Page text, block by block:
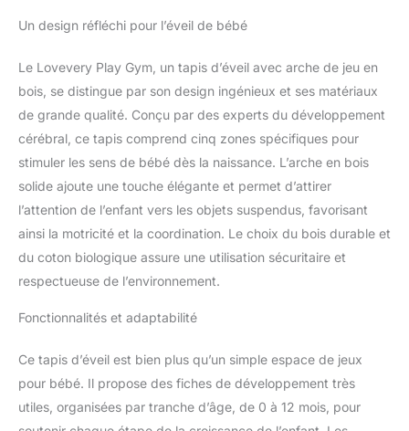
bébé. Inspiré de
Montessori, The Play
Gym aide votre enfant à
découvrir le jeu,
et établir une connexion
avec le monde qui
l’entoure. STIMULE LE
DÉVELOPPEMENT
CÉRÉBRAL : cinq zones
uniques sur le tapis
d’éveil aident votre bébé
focaliser, émettre des
et la couleur, et cacher et
trouver des objets.
cachée pour éviter la
Un design réfléchi pour l’éveil de bébé
Le Lovevery Play Gym, un tapis d’éveil avec arche de jeu en
bois, se distingue par son design ingénieux et ses matériaux
de grande qualité. Conçu par des experts du développement
cérébral, ce tapis comprend cinq zones spécifiques pour
stimuler les sens de bébé dès la naissance. L’arche en bois
solide ajoute une touche élégante et permet d’attirer
l’attention de l’enfant vers les objets suspendus, favorisant
ainsi la motricité et la coordination. Le choix du bois durable et
du coton biologique assure une utilisation sécuritaire et
respectueuse de l’environnement.
Fonctionnalités et adaptabilité
Ce tapis d’éveil est bien plus qu’un simple espace de jeux
pour bébé. Il propose des fiches de développement très
utiles, organisées par tranche d’âge, de 0 à 12 mois, pour